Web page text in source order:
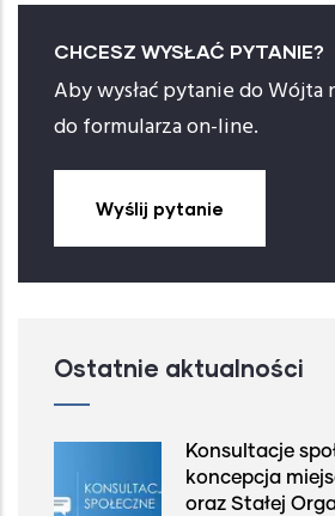
CHCESZ WYSŁAĆ PYTANIE?
Aby wysłać pytanie do Wójta
do formularza on-line.
Wyślij pytanie
Ostatnie aktualności
Konsultacje
koncepcja
oraz Stałej